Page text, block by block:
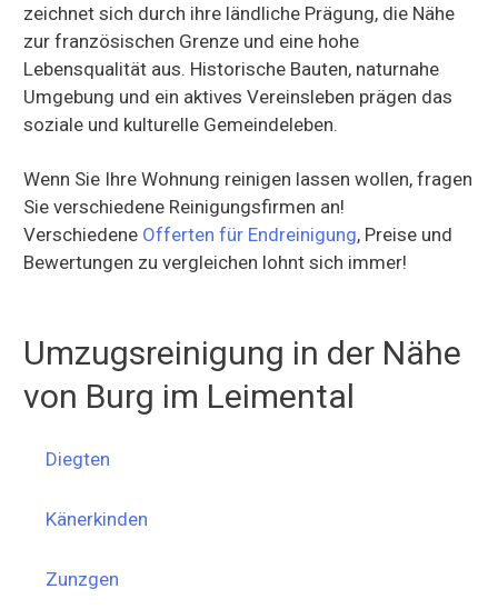
zeichnet sich durch ihre ländliche Prägung, die Nähe
zur französischen Grenze und eine hohe
Lebensqualität aus. Historische Bauten, naturnahe
Umgebung und ein aktives Vereinsleben prägen das
soziale und kulturelle Gemeindeleben.
Wenn Sie Ihre Wohnung reinigen lassen wollen, fragen
Sie verschiedene Reinigungsfirmen an!
Verschiedene Offerten für Endreinigung, Preise und
Bewertungen zu vergleichen lohnt sich immer!
Umzugsreinigung in der Nähe
von Burg im Leimental
Diegten
Känerkinden
Zunzgen